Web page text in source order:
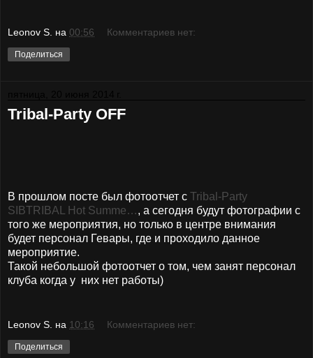
Leonov S. на 00:56 Комментариев нет:
Поделиться
Tribal-Party OFF
В прошлом посте был фотоотчет с
Tribal-Party
SIBTRIBAL Hot Summe…, а сегодня будут фотографии с
того же мероприятия, но только в центре внимания
будет персонал Гевары, где и проходило данное
мероприятие.
Такой небольшой фотоотчет о том, чем занят персонал
клуба когда у них нет работы)
Leonov S. на 10:16 Комментариев нет:
Поделиться